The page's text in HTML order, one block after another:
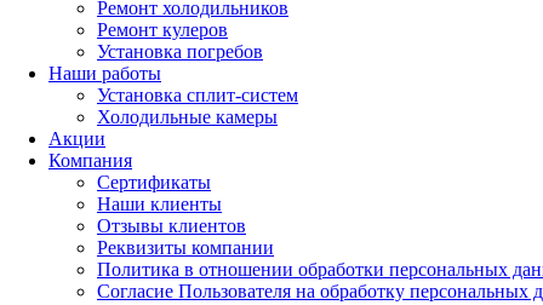
Ремонт холодильников
Ремонт кулеров
Установка погребов
Наши работы
Установка сплит-систем
Холодильные камеры
Акции
Компания
Сертификаты
Наши клиенты
Отзывы клиентов
Реквизиты компании
Политика в отношении обработки персональных
Согласие Пользователя на обработку персональных